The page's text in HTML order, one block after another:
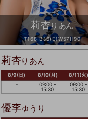
莉杏りあん
T168 B86(E)W57H90
莉杏りあん
8/9(日)
-
8/10(月)
09:00 -
15:30
8/11(火)
09:00 -
15:30
優李ゆうり